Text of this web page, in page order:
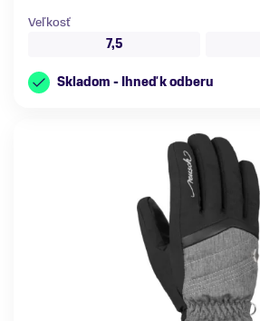
Veľkosť
7,5
Skladom - Ihneď k odberu